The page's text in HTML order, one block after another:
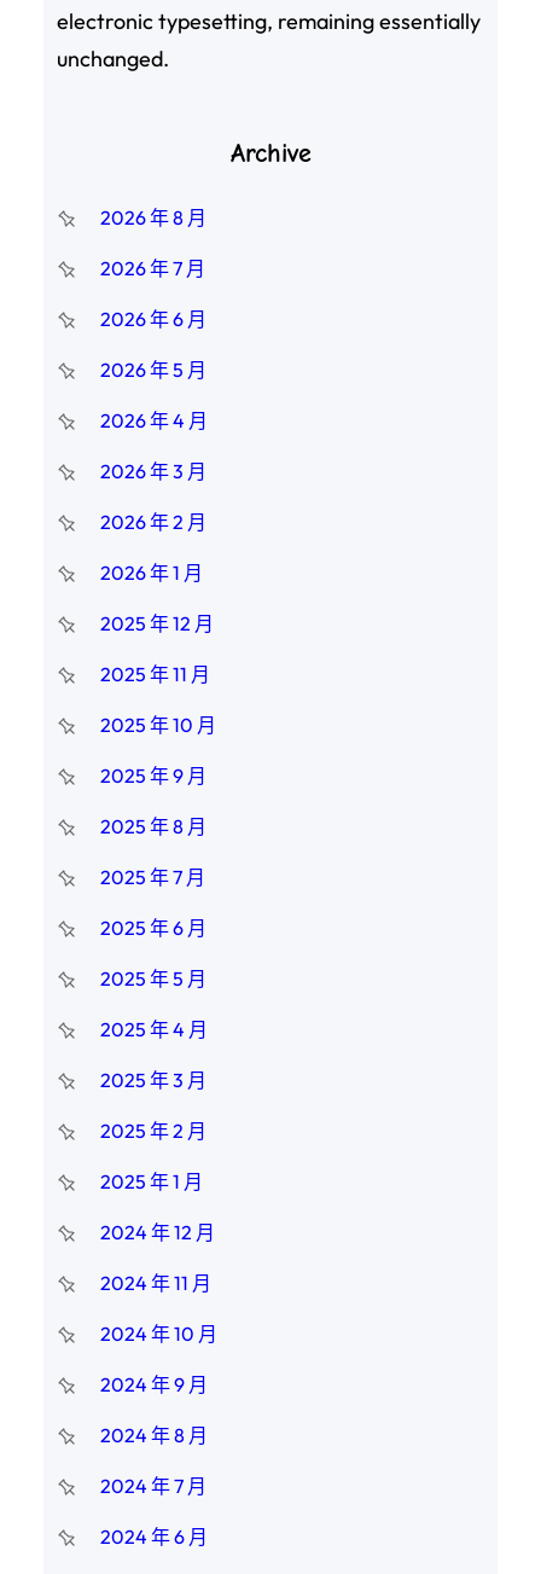
electronic typesetting, remaining essentially
unchanged.
Archive
2026 年 8 月
2026 年 7 月
2026 年 6 月
2026 年 5 月
2026 年 4 月
2026 年 3 月
2026 年 2 月
2026 年 1 月
2025 年 12 月
2025 年 11 月
2025 年 10 月
2025 年 9 月
2025 年 8 月
2025 年 7 月
2025 年 6 月
2025 年 5 月
2025 年 4 月
2025 年 3 月
2025 年 2 月
2025 年 1 月
2024 年 12 月
2024 年 11 月
2024 年 10 月
2024 年 9 月
2024 年 8 月
2024 年 7 月
2024 年 6 月